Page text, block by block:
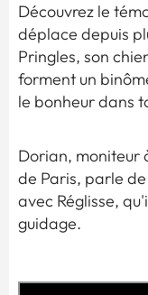
Découvrez le
déplace depuis
Pringles, son
forment un
le bonheur dans
Dorian, moniteur
de Paris, parle
avec Réglisse,
guidage.